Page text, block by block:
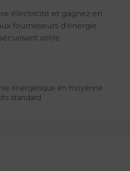
électricité et gagnez en
fournisseurs d'énergie
votre
énergétique en moyenne
standard